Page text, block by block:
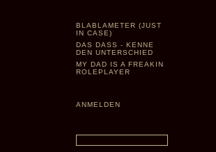
BLABLAMETER (JUST
IN CASE)
DAS DASS - KENNE
DEN UNTERSCHIED
MY DAD IS A FREAKIN
ROLEPLAYER
ANMELDEN